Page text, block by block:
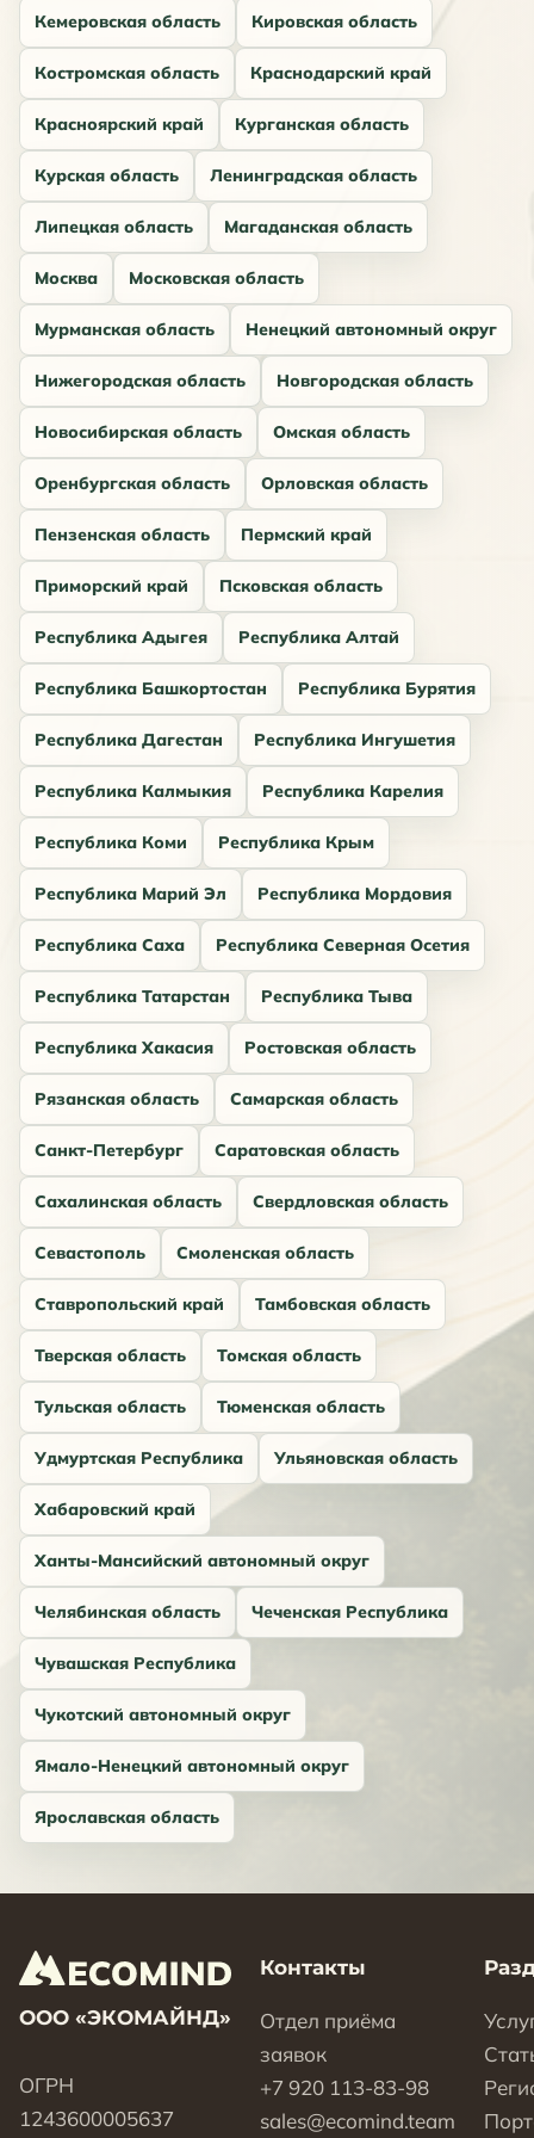
Кемеровская область Кировская область
Костромская область Краснодарский край
Красноярский край Курганская область
Курская область Ленинградская область
Липецкая область Магаданская область
Москва Московская область
Мурманская область Ненецкий автономный округ
Нижегородская область Новгородская область
Новосибирская область Омская область
Оренбургская область Орловская область
Пензенская область Пермский край
Приморский край Псковская область
Республика Адыгея Республика Алтай
Республика Башкортостан Республика Бурятия
Республика Дагестан Республика Ингушетия
Республика Калмыкия Республика Карелия
Республика Коми Республика Крым
Республика Марий Эл Республика Мордовия
Республика Саха Республика Северная Осетия
Республика Татарстан Республика Тыва
Республика Хакасия Ростовская область
Рязанская область Самарская область
Санкт-Петербург Саратовская область
Сахалинская область Свердловская область
Севастополь Смоленская область
Ставропольский край Тамбовская область
Тверская область Томская область
Тульская область Тюменская область
Удмуртская Республика Ульяновская область
Хабаровский край
Ханты-Мансийский автономный округ
Челябинская область Чеченская Республика
Чувашская Республика
Чукотский автономный округ
Ямало-Ненецкий автономный округ
Ярославская область
ООО «ЭКОМАЙНД»
ОГРН
1243600005637
Контакты
Отдел приёма
заявок
+7 920 113-83-98
sales@ecomind.team